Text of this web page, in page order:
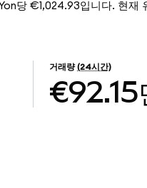
당 €1,024.93입니다. 현
거래량 (24시간)
€92.15